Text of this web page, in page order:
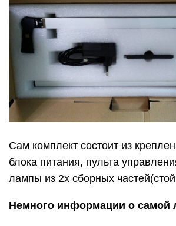
Сам комплект состоит из
блока питания, пульта
лампы из 2х сборных
Немного информации о самой